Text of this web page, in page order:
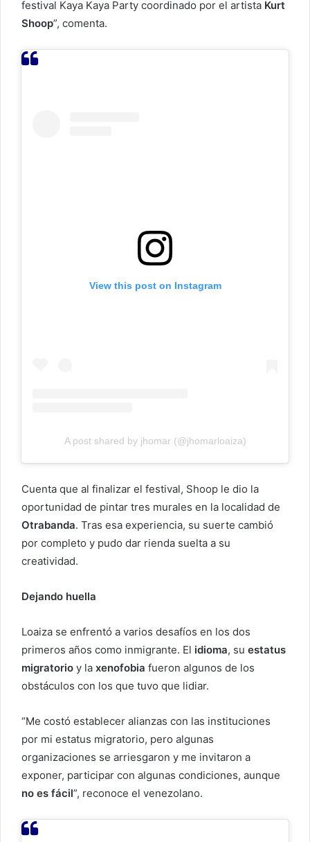
festival Kaya Kaya Party coordinado por el artista Kurt
Shoop”, comenta.
View this post on Instagram
A post shared by jhomar (@jhomarloaiza)
Cuenta que al finalizar el festival, Shoop le dio la
oportunidad de pintar tres murales en la localidad de
Otrabanda. Tras esa experiencia, su suerte cambió
por completo y pudo dar rienda suelta a su
creatividad.
Dejando huella
Loaiza se enfrentó a varios desafíos en los dos
primeros años como inmigrante. El idioma, su estatus
migratorio y la xenofobia fueron algunos de los
obstáculos con los que tuvo que lidiar.
“Me costó establecer alianzas con las instituciones
por mi estatus migratorio, pero algunas
organizaciones se arriesgaron y me invitaron a
exponer, participar con algunas condiciones, aunque
no es fácil”, reconoce el venezolano.